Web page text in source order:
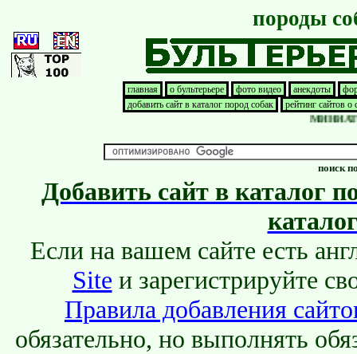
породы
главная о бультерьере фото видео анекдоты
добавить сайт в каталог пород собак
рейтинг сайтов о
поиск
Добавить сайт в каталог
Если на вашем сайте есть
Site и зарегистрируйте
Правила добавления
обязательно, но выполнять